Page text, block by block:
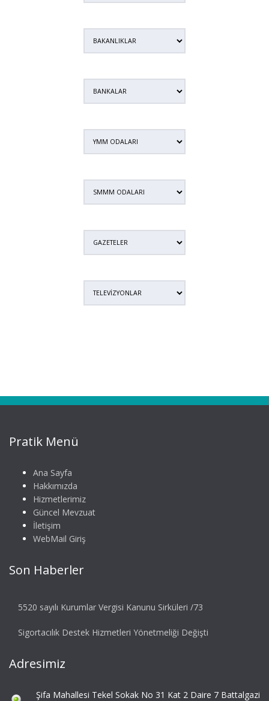
Pratik Menü
Ana Sayfa
Hakkımızda
Hizmetlerimiz
Güncel Mevzuat
İletişim
WebMail Giriş
Son Haberler
5520 sayılı Kurumlar Vergisi Kanunu Sirküleri /73
Sigortacılık Destek Hizmetleri Yönetmeliği Değişti
Adresimiz
Şifa Mahallesi Tekel Sokak No 31 Kat 2 Daire 7 Battalgazi